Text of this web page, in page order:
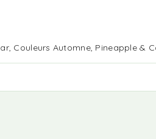
Couleurs Automne, Pineapple &